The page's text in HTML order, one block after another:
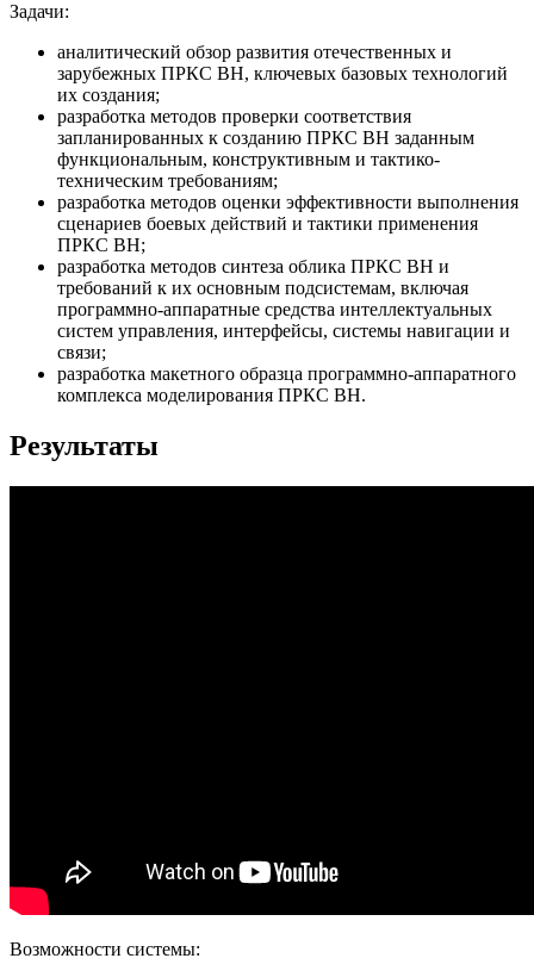
Задачи:
аналитический обзор развития отечественных и
зарубежных ПРКС ВН, ключевых базовых технологий
их создания;
разработка методов проверки соответствия
запланированных к созданию ПРКС ВН заданным
функциональным, конструктивным и тактико-
техническим требованиям;
разработка методов оценки эффективности выполнения
сценариев боевых действий и тактики применения
ПРКС ВН;
разработка методов синтеза облика ПРКС ВН и
требований к их основным подсистемам, включая
программно-аппаратные средства интеллектуальных
систем управления, интерфейсы, системы навигации и
связи;
разработка макетного образца программно-аппаратного
комплекса моделирования ПРКС ВН.
Результаты
Возможности системы: